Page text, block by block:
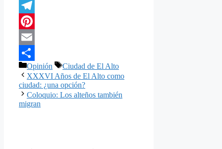
Twitter
Telegram
Pinterest
Email
Compartir
Categorías
Opinión Etiquetas
Ciudad de El Alto
XXXVI Años de El Alto como
ciudad: ¿una opción?
Coloquio: Los alteños también
migran